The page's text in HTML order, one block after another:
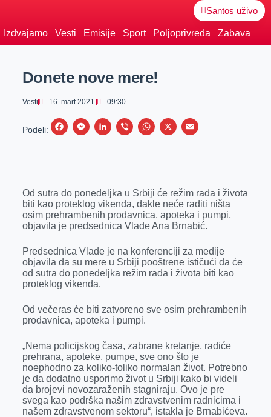
Santos uživo
Izdvajamo Vesti Emisije Sport Poljoprivreda Zabava
Donete nove mere!
Vesti 16. mart 2021. 09:30
Podeli:
F
b
o
o
M
e
n
g
r
L
e
d
I
V
r
W
s
A
p
X
E
l
Od sutra do ponedeljka u Srbiji će režim rada i života
biti kao proteklog vikenda, dakle neće raditi ništa
osim prehrambenih prodavnica, apoteka i pumpi,
objavila je predsednica Vlade Ana Brnabić.
Predsednica Vlade je na konferenciji za medije
objavila da su mere u Srbiji pooštrene ističući da će
od sutra do ponedeljka režim rada i života biti kao
proteklog vikenda.
Od večeras će biti zatvoreno sve osim prehrambenih
prodavnica, apoteka i pumpi.
„Nema policijskog časa, zabrane kretanje, radiće
prehrana, apoteke, pumpe, sve ono što je
noephodno za koliko-toliko normalan život. Potrebno
je da dodatno usporimo život u Srbiji kako bi videli
da brojevi novozaraženih stagniraju. Ovo je pre
svega kao podrška našim zdravstvenim radnicima i
našem zdravstvenom sektoru“, istakla je Brnabićeva.